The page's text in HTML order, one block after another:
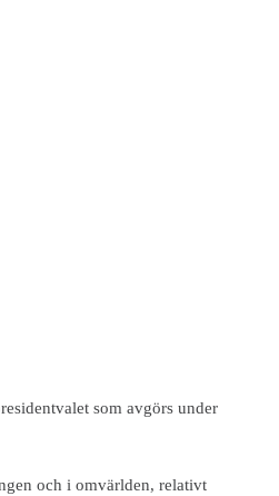
som avgörs under
och i omvärlden, relativt